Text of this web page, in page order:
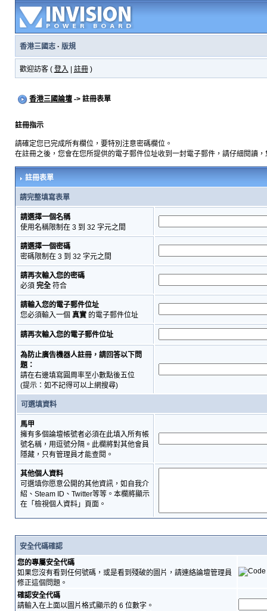
香港三國志· 版規
歡迎訪客 ( 登入 註冊)
香港三國論壇-> 註冊表單
註冊指示
請確定您已完成所有欄位，要特別注意密碼欄位。
在註冊之後，您會在您所提供的電子郵件位址收到一封電子郵件，請仔細閱讀
註冊表單
請完整填寫表單
請選擇一個名稱
使用名稱限制在 3 到 32 字元之間
請選擇一個密碼
密碼限制在 3 到 32 字元之間
請再次輸入您的密碼
必須 完全符合
請輸入您的電子郵件位址
您必須輸入一個 真實的電子郵件位址
請再次輸入您的電子郵件位址
為防止廣告機器人註冊，請回答以下問
題：
請在右邊填寫圓周率至小數點後五位
(提示：如不記得可以上網搜尋)
可選填資料
馬甲
擁有多個論壇帳號者必須在此填入所有帳
號名稱，用逗號分隔。此欄將對其他會員
隱藏，只有管理員才能查閱。
其他個人資料
可選填你愿意公開的其他資訊，如自我介
紹、Steam ID、Twitter等等。本欄將顯示
在「檢視個人資料」頁面。
安全代碼確認
您的專屬安全代碼
如果您沒有看到任何號碼，或是看到殘破的圖片，請連絡論壇管理員
修正這個問題。
確認安全代碼
請輸入在上面以圖片格式顯示的 6 位數字。